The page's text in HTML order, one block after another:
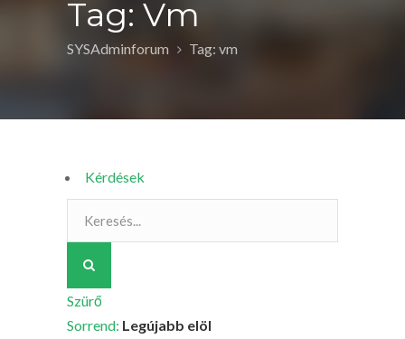
Tag: Vm
SYSAdminforum Tag: vm
Kérdések
Szürő
Sorrend: Legújabb elöl